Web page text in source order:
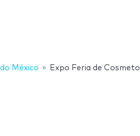
México Expo Feria de